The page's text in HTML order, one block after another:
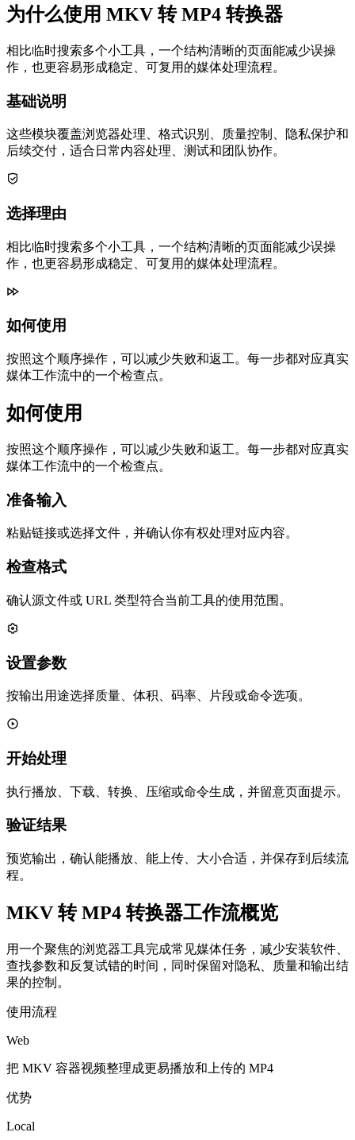
为什么使用 MKV 转 MP4 转换器
相比临时搜索多个小工具，一个结构清晰的页面能减少误操
作，也更容易形成稳定、可复用的媒体处理流程。
基础说明
这些模块覆盖浏览器处理、格式识别、质量控制、隐私保护和
后续交付，适合日常内容处理、测试和团队协作。
选择理由
相比临时搜索多个小工具，一个结构清晰的页面能减少误操
作，也更容易形成稳定、可复用的媒体处理流程。
如何使用
按照这个顺序操作，可以减少失败和返工。每一步都对应真实
媒体工作流中的一个检查点。
如何使用
按照这个顺序操作，可以减少失败和返工。每一步都对应真实
媒体工作流中的一个检查点。
准备输入
粘贴链接或选择文件，并确认你有权处理对应内容。
检查格式
确认源文件或 URL 类型符合当前工具的使用范围。
设置参数
按输出用途选择质量、体积、码率、片段或命令选项。
开始处理
执行播放、下载、转换、压缩或命令生成，并留意页面提示。
验证结果
预览输出，确认能播放、能上传、大小合适，并保存到后续流
程。
MKV 转 MP4 转换器工作流概览
用一个聚焦的浏览器工具完成常见媒体任务，减少安装软件、
查找参数和反复试错的时间，同时保留对隐私、质量和输出结
果的控制。
使用流程
Web
把 MKV 容器视频整理成更易播放和上传的 MP4
优势
Local